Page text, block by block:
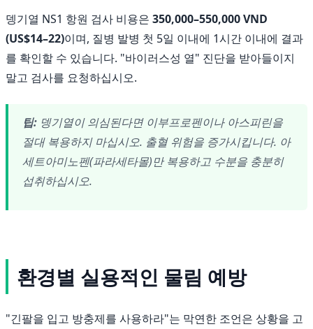
뎅기열 NS1 항원 검사 비용은 350,000–550,000 VND
(US$14–22)이며, 질병 발병 첫 5일 이내에 1시간 이내에 결과
를 확인할 수 있습니다. "바이러스성 열" 진단을 받아들이지
말고 검사를 요청하십시오.
팁: 뎅기열이 의심된다면 이부프로펜이나 아스피린을
절대 복용하지 마십시오. 출혈 위험을 증가시킵니다. 아
세트아미노펜(파라세타몰)만 복용하고 수분을 충분히
섭취하십시오.
환경별 실용적인 물림 예방
"긴팔을 입고 방충제를 사용하라"는 막연한 조언은 상황을 고